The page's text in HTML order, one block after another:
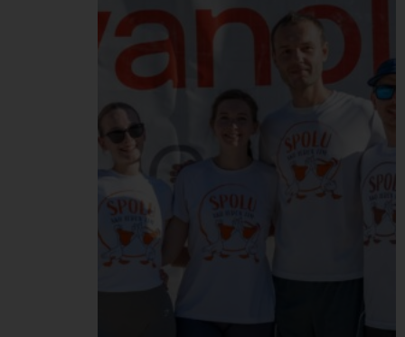
cestujúcich. Spolu s
naším maskotom sme
oslovovali ľudí, ktorí
cestovali za oddychom,
dovolenkou a iným
dobrodružstvom. Dali
sme im možnosť zatočiť
kolesom šťastia a vyhrať
tak rôzne ceny – Pelikán
merch či rôzne zľavy…